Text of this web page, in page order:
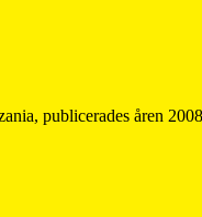
publicerades åren